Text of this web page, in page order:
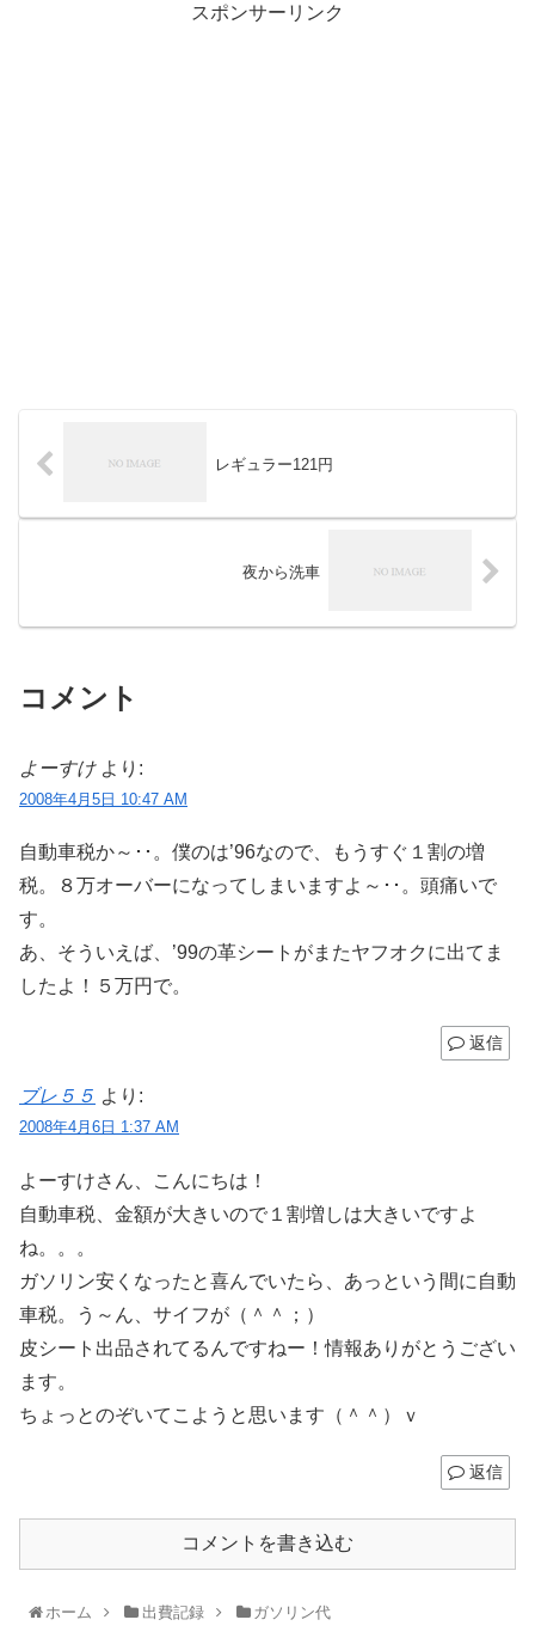
スポンサーリンク
レギュラー121円
夜から洗車
コメント
よーすけ より:
2008年4月5日 10:47 AM
自動車税か～･･。僕のは’96なので、もうすぐ１割の増
税。８万オーバーになってしまいますよ～･･。頭痛いで
す。
あ、そういえば、’99の革シートがまたヤフオクに出てま
したよ！５万円で。
返信
ブレ５５ より:
2008年4月6日 1:37 AM
よーすけさん、こんにちは！
自動車税、金額が大きいので１割増しは大きいですよ
ね。。。
ガソリン安くなったと喜んでいたら、あっという間に自動
車税。う～ん、サイフが（＾＾；）
皮シート出品されてるんですねー！情報ありがとうござい
ます。
ちょっとのぞいてこようと思います（＾＾）ｖ
返信
コメントを書き込む
ホーム 出費記録 ガソリン代